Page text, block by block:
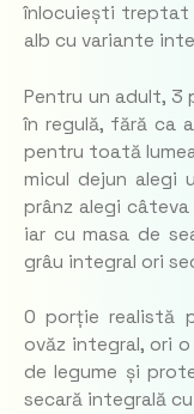
înlocuiești treptat
alb cu variante
Pentru un adult, 3
în regulă, fără ca
pentru toată
micul dejun alegi
prânz alegi
iar cu masa de
grâu integral ori
O porție realistă
ovăz integral, ori
de legume și
secară integrală